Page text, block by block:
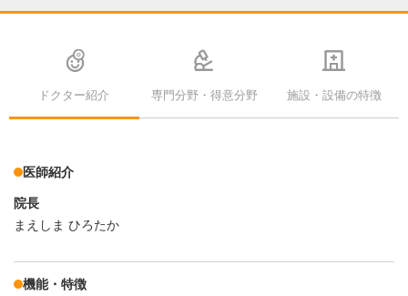
ドクター紹介 専門分野・得意分野 施設・設備の特徴
医師紹介
院長
まえしま ひろたか
機能・特徴